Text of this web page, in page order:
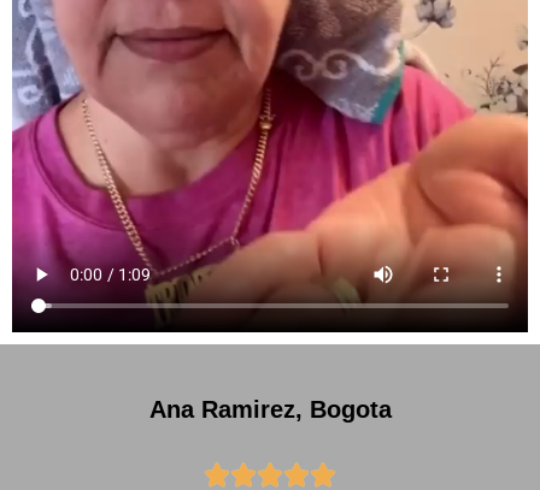
Ana Ramirez, Bogota
